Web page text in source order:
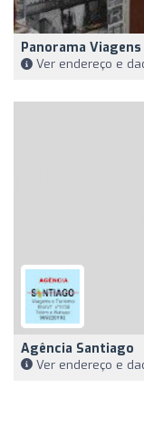
Panorama Viagens
Ver endereço e
Agência Santiago
Ver endereço e